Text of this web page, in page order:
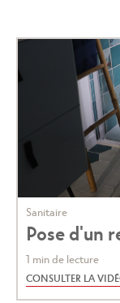
Sanitaire
Pose d'un
1 min de lecture
CONSULTER LA